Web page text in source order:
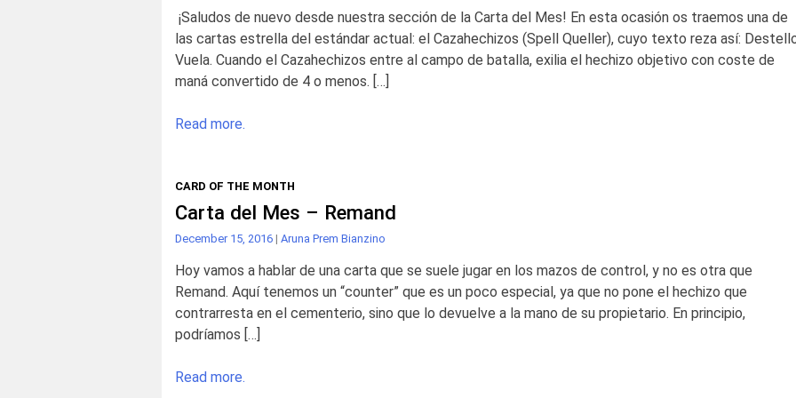
¡Saludos de nuevo desde nuestra sección de la Carta del Mes! En esta ocasión os traemos una de
las cartas estrella del estándar actual: el Cazahechizos (Spell Queller), cuyo texto reza así:
Vuela. Cuando el Cazahechizos entre al campo de batalla, exilia el hechizo objetivo con coste de
maná convertido de 4 o menos. […]
Read more.
CARD OF THE MONTH
Carta del Mes – Remand
December 15, 2016 | Aruna Prem Bianzino
Hoy vamos a hablar de una carta que se suele jugar en los mazos de control, y no es otra que
Remand. Aquí tenemos un “counter” que es un poco especial, ya que no pone el hechizo que
contrarresta en el cementerio, sino que lo devuelve a la mano de su propietario. En principio,
podríamos […]
Read more.